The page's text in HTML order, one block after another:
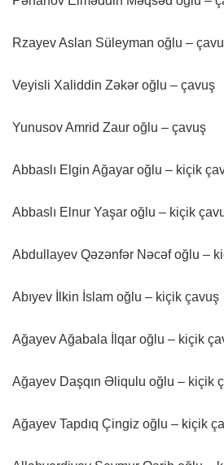
Rzayev Aslan Süleyman oğlu –
Veyisli Xaliddin Zəkər oğlu – çavuş
Yunusov Amrid Zaur oğlu – çavuş
Abbaslı Elgin Ağayar oğlu – kiçik
Abbaslı Elnur Yaşar oğlu – kiçik
Abdullayev Qəzənfər Nəcəf oğlu –
Abıyev İlkin İslam oğlu – kiçik çavuş
Ağayev Ağabala İlqar oğlu – kiçik
Ağayev Daşqın Əliqulu oğlu – kiçik
Ağayev Tapdıq Çingiz oğlu – kiçik